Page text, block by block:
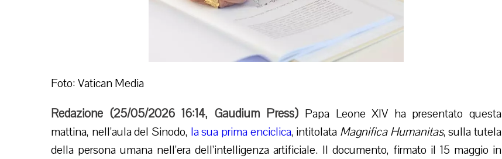
Foto: Vatican Media
Redazione (25/05/2026 16:14, Gaudium Press) Papa Leone XIV ha presentato questa
mattina, nell’aula del Sinodo, la sua prima enciclica, intitolata Magnifica Humanitas, sulla tutela
della persona umana nell’era dell’intelligenza artificiale. Il documento, firmato il 15 maggio in